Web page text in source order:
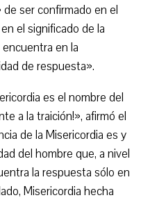
ser confirmado en el
el significado de la
en la
de respuesta».
es el nombre del
a la traición!», afirmó el
de la Misericordia es y
del hombre que, a nivel
la respuesta sólo en
Misericordia hecha